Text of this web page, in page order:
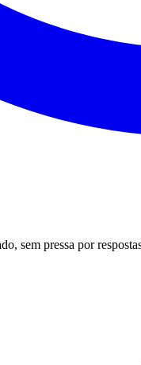
sem pressa por